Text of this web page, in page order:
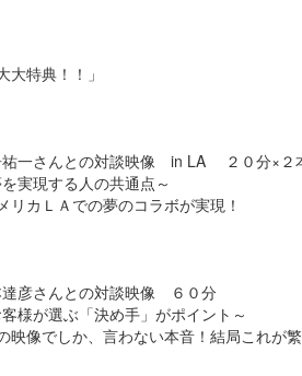
大特典！！」
祐一さんとの対談映像 in LA ２０分×２
現する人の共通点～
カＬＡでの夢のコラボが実現！
達彦さんとの対談映像 ６０分
が選ぶ「決め手」がポイント～
像でしか、言わない本音！結局これが繁